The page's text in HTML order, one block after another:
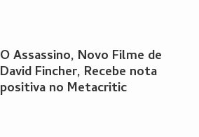
O Assassino, Novo Filme de
David Fincher, Recebe nota
positiva no Metacritic